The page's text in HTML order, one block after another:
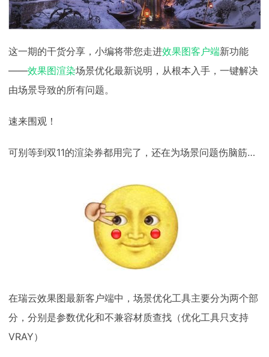
效果图客户端
效果图客户端
效果图客户端
效果图客户端
效果图客户端
效果图客户端
帮助/教程
登录
这一期的干货分享，小编将带您走进效果图客户端新功能
——效果图渲染场景优化最新说明，从根本入手，一键解决
由场景导致的所有问题。
速来围观！
可别等到双11的渲染券都用完了，还在为场景问题伤脑筋…
在瑞云效果图最新客户端中，场景优化工具主要分为两个部
分，分别是参数优化和不兼容材质查找（优化工具只支持
VRAY）